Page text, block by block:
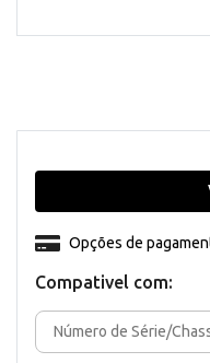
Compativel com:
Opções de